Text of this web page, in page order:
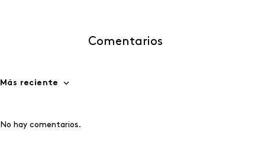
Comentarios
Más reciente
No hay comentarios.